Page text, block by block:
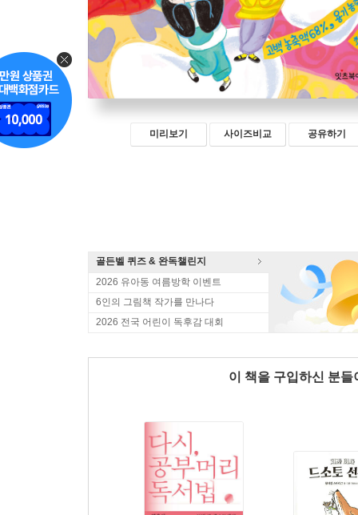
미리보기 사이즈비교 공유하기
골든벨 퀴즈 & 완독챌린지
2026 유아동 여름방학 이벤트
6인의 그림책 작가를 만나다
2026 전국 어린이 독후감 대회
이 책을 구입하신 분